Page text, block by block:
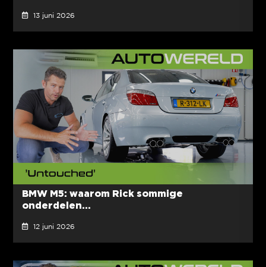
13 juni 2026
BMW M5: waarom Rick sommige
onderdelen...
12 juni 2026